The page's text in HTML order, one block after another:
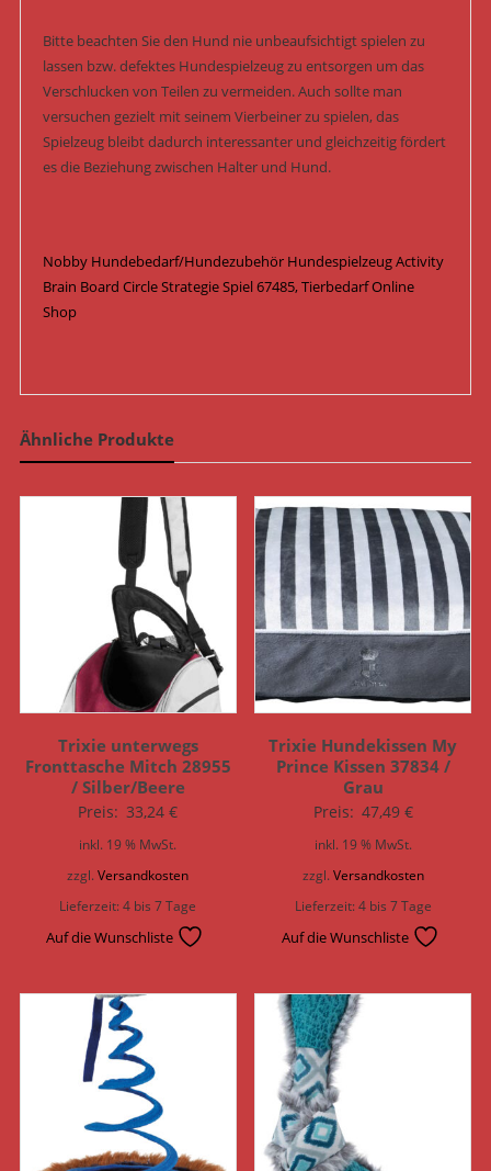
Bitte beachten Sie den Hund nie unbeaufsichtigt spielen zu
lassen bzw. defektes Hundespielzeug zu entsorgen um das
Verschlucken von Teilen zu vermeiden. Auch sollte man
versuchen gezielt mit seinem Vierbeiner zu spielen, das
Spielzeug bleibt dadurch interessanter und gleichzeitig fördert
es die Beziehung zwischen Halter und Hund.
Nobby Hundebedarf/Hundezubehör Hundespielzeug Activity
Brain Board Circle Strategie Spiel 67485, Tierbedarf Online
Shop
Ähnliche Produkte
Trixie unterwegs
Fronttasche Mitch 28955
/ Silber/Beere
Preis: 33,24€
inkl. 19 % MwSt.
zzgl.Versandkosten
Lieferzeit:4 bis 7 Tage
Auf die Wunschliste
Trixie Hundekissen My
Prince Kissen 37834 /
Grau
Preis: 47,49 €
inkl. 19 % MwSt.
zzgl. Versandkosten
Lieferzeit:4 bis 7 Tage
Auf die Wunschliste